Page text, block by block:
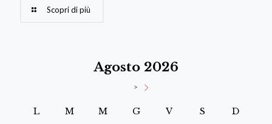
Scopri di più
Agosto 2026
>
L M M G V S D